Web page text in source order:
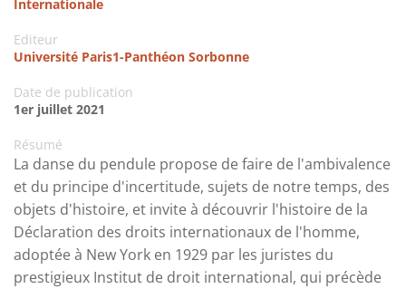
Internationale
Editeur
Université Paris1-Panthéon Sorbonne
Date de publication
1er juillet 2021
Résumé
La danse du pendule propose de faire de l'ambivalence
et du principe d'incertitude, sujets de notre temps, des
objets d'histoire, et invite à découvrir l'histoire de la
Déclaration des droits internationaux de l'homme,
adoptée à New York en 1929 par les juristes du
prestigieux Institut de droit international, qui précède